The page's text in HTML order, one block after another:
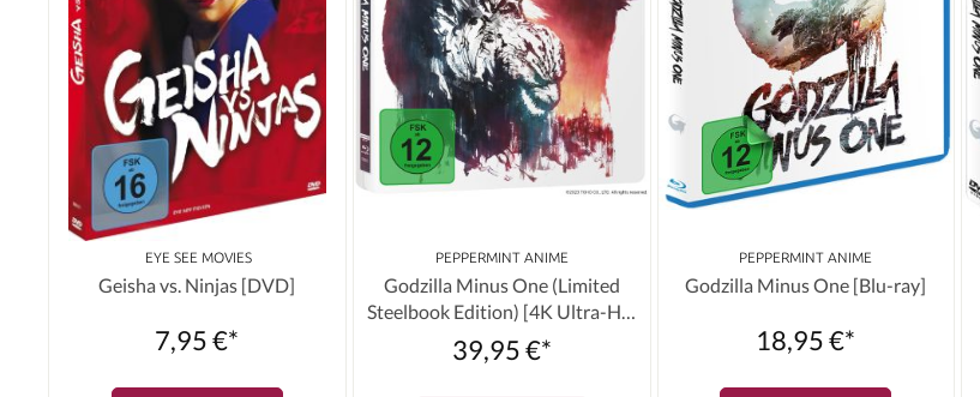
‎ EYE SEE MOVIES
Geisha vs. Ninjas [DVD]
7,95 €*
PEPPERMINT ANIME
Godzilla Minus One (Limited
Steelbook Edition) [4K Ultra-HD
Blu-ray]
39,95 €*
PEPPERMINT ANIME
Godzilla Minus One [Blu-ray]
18,95 €*